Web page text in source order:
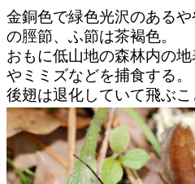
金銅色で緑色光沢のある
の脛節、ふ節は茶褐色。
おもに低山地の森林内の
やミミズなどを捕食する。
後翅は退化していて飛ぶこ